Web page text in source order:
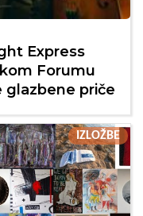
Express
Forumu
glazbene priče
IZLOŽBE